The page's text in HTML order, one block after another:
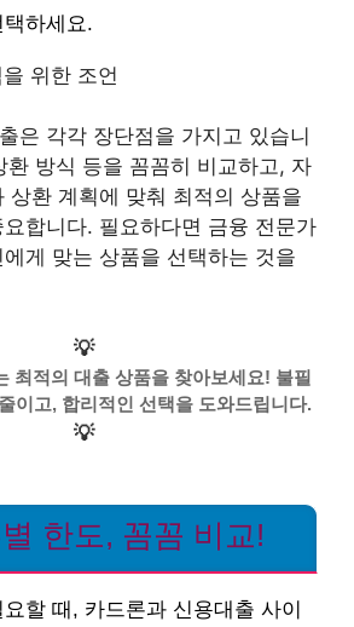
하세요.
위한 조언
은 각각 장단점을 가지고 있습니
환 방식 등을 꼼꼼히 비교하고, 자
상환 계획에 맞춰 최적의 상품을
합니다. 필요하다면 금융 전문가
게 맞는 상품을 선택하는 것을
💡
최적의 대출 상품을 찾아보세요! 불필
이고, 합리적인 선택을 도와드립니다.
💡
한도, 꼼꼼 비교!
할 때, 카드론과 신용대출 사이